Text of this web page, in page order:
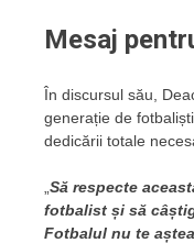
Mesaj
În discursul său,
generație de
dedicării totale
Să respecte
fotbalist și să
Fotbalul nu te